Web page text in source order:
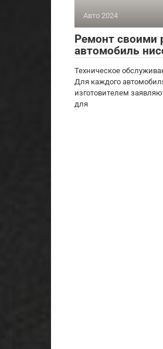
Авто 2024
Ремонт своими
автомобиль
Техническое
Для каждого
изготовителем
для